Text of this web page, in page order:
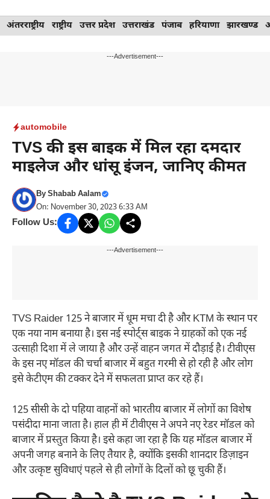
Skip
to
अंतरराष्ट्रीय राष्ट्रीय उत्तर प्रदेश उत्तराखंड पंजाब हरियाणा झारखण्ड
---Advertisement---
automobile
TVS की इस बाइक में मिल रहा दमदार
माइलेज और धांसू इंजन, जानिए कीमत
ByShabab Aalam
On: November 30, 2023 6:33 AM
Follow Us:
---Advertisement---
TVS Raider 125 ने बाजार में धूम मचा दी है और KTM के स्थान पर
एक नया नाम बनाया है। इस नई स्पोर्ट्स बाइक ने ग्राहकों को एक नई
उत्साही दिशा में ले जाया है और उन्हें वाहन जगत में दौड़ाई है। टीवीएस
के इस नए मॉडल की चर्चा बाजार में बहुत गरमी से हो रही है और लोग
इसे केटीएम की टक्कर देने में सफलता प्राप्त कर रहे हैं।
125 सीसी के दो पहिया वाहनों को भारतीय बाजार में लोगों का विशेष
पसंदीदा माना जाता है। हाल ही में टीवीएस ने अपने नए रेडर मॉडल को
बाजार में प्रस्तुत किया है। इसे कहा जा रहा है कि यह मॉडल बाजार में
अपनी जगह बनाने के लिए तैयार है, क्योंकि इसकी शानदार डिज़ाइन
और उत्कृष्ट सुविधाएं पहले से ही लोगों के दिलों को छू चुकी हैं।